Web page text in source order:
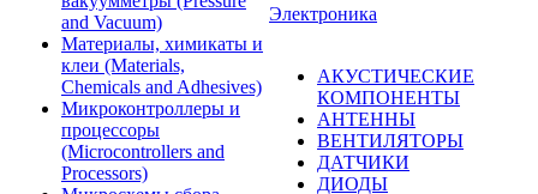
and Vacuum)
Материалы, химикаты и
клеи (Materials,
Chemicals and Adhesives)
Микроконтроллеры и
процессоры
(Microcontrollers and
Processors)
Электроника
АКУСТИЧЕСКИЕ
КОМПОНЕНТЫ
АНТЕННЫ
ВЕНТИЛЯТОРЫ
ДАТЧИКИ
ДИОДЫ